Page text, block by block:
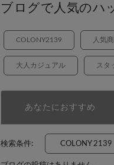
ブログで人気のハ
COLONY2139 人気
大人カジュアル スタ
あなたにおすすめ
検索条件: COLONY 2139